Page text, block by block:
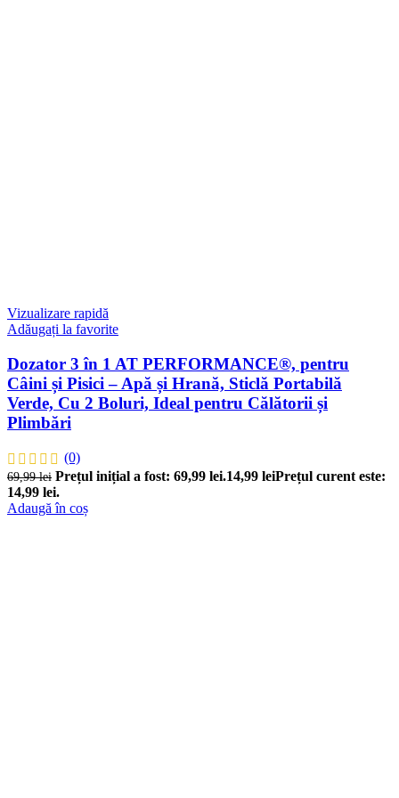
Vizualizare rapidă
Adăugați la favorite
Dozator 3 în 1 AT PERFORMANCE®, pentru
Câini și Pisici – Apă și Hrană, Sticlă Portabilă
Verde, Cu 2 Boluri, Ideal pentru Călătorii și
Plimbări
(0)
69,99lei Prețul inițial a fost: 69,99 lei.14,99 leiPrețul curent este:
14,99 lei.
Adaugă în coș